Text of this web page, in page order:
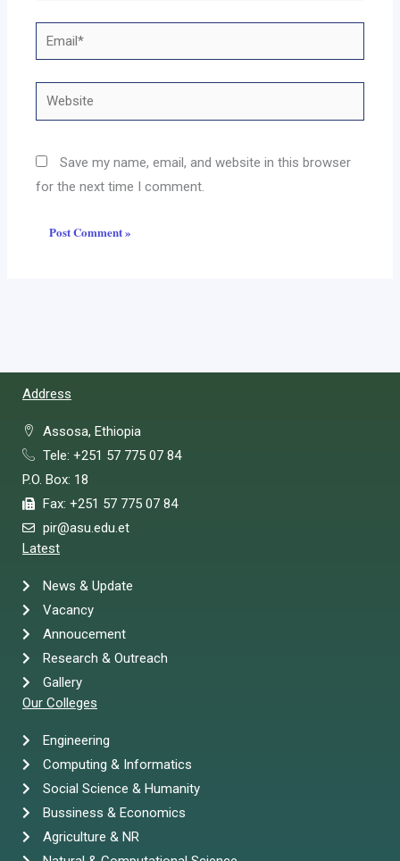
Email*
Website
Save my name, email, and website in this browser
for the next time I comment.
Address
Assosa, Ethiopia
Tele: +251 57 775 07 84
P.O. Box: 18
Fax: +251 57 775 07 84
pir@asu.edu.et
Latest
News & Update
Vacancy
Annoucement
Research & Outreach
Gallery
Our Colleges
Engineering
Computing & Informatics
Social Science & Humanity
Bussiness & Economics
Agriculture & NR